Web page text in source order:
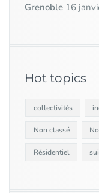
Grenoble 16
Hot topics
collectivités
Non classé
Résidentiel